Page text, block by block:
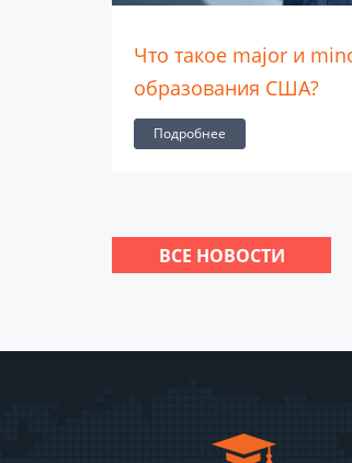
Что такое major и
образования США?
Подробнее
ВСЕ НОВОСТИ